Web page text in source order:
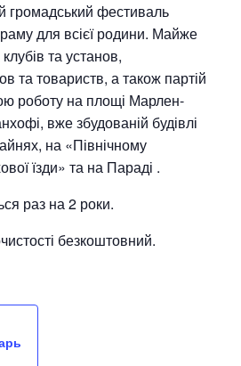
громадський фестиваль
для всієї родини. Майже
та установ,
та товариств, а також партій
роботу на площі Марлен-
вже збудованій будівлі
на «Північному
їзди» та на Параді .
раз на 2 роки.
безкоштовний.